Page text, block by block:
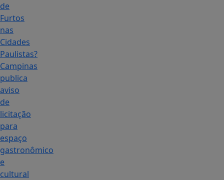
de
Furtos
nas
Cidades
Paulistas?
Campinas
publica
aviso
de
licitação
para
espaço
gastronômico
e
cultural